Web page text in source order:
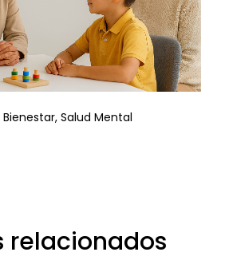
Bienestar, Salud Mental
relacionados